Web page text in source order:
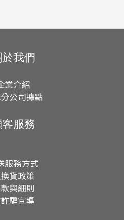
於我們
業介紹
公司據點
客服務
服務方式
貨政策
與細則
騙宣導